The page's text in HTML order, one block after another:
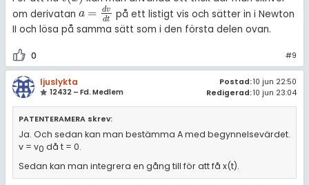
om derivatan a = dv
dt
a=d vdt på ett listigt vis och sätter in i Newton
II och lösa på samma sätt som i den första delen ovan.
0 #9
ljuslykta
12432 – Fd. Medlem
Postad:10 jun 22:50
Redigerad:10 jun 23:04
PATENTERAMERA skrev:
Ja. Och sedan kan man bestämma A med begynnelsevärdet.
v = v0 då t = 0.
Sedan kan man integrera en gång till för att få x(t).